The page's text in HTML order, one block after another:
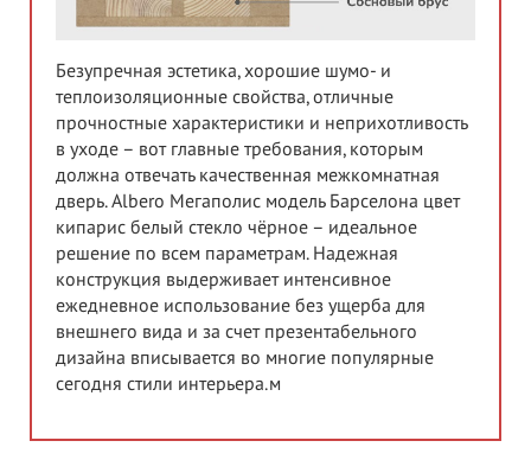
Безупречная эстетика, хорошие шумо- и
теплоизоляционные свойства, отличные
прочностные характеристики и неприхотливость
в уходе – вот главные требования, которым
должна отвечать качественная межкомнатная
дверь. Albero Мегаполис модель Барселона цвет
кипарис белый стекло чёрное – идеальное
решение по всем параметрам. Надежная
конструкция выдерживает интенсивное
ежедневное использование без ущерба для
внешнего вида и за счет презентабельного
дизайна вписывается во многие популярные
сегодня стили интерьера.м